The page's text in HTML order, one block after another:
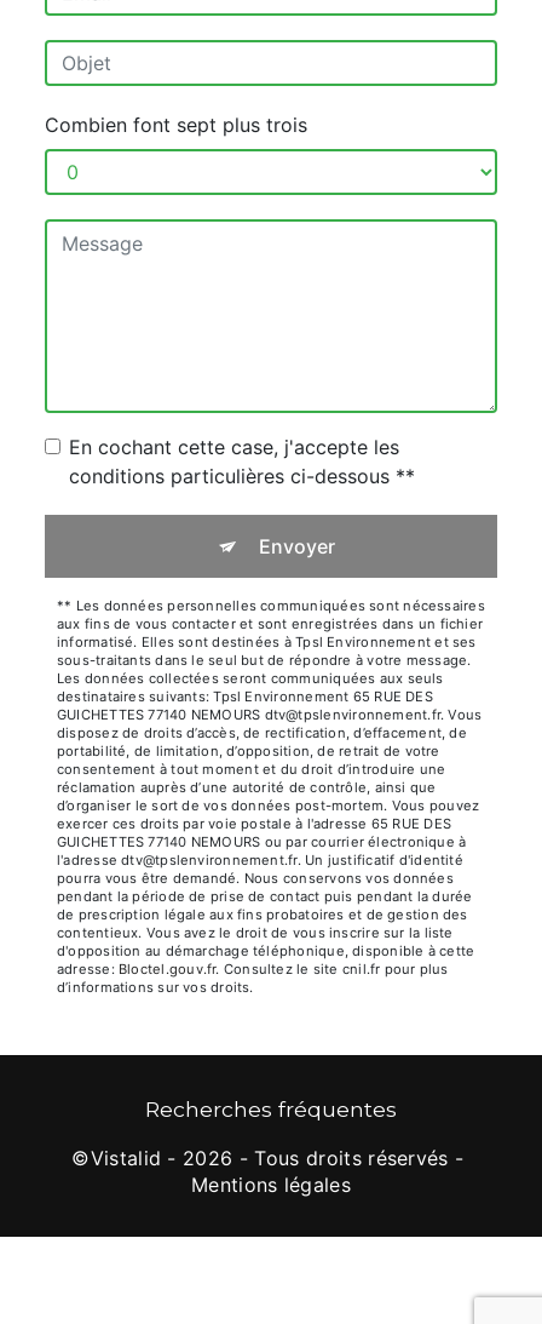
Combien font sept plus trois
En cochant cette case, j'accepte les
conditions particulières ci-dessous **
Envoyer
** Les données personnelles communiquées sont nécessaires
aux fins de vous contacter et sont enregistrées dans un fichier
informatisé. Elles sont destinées à Tpsl Environnement et ses
sous-traitants dans le seul but de répondre à votre message.
Les données collectées seront communiquées aux seuls
destinataires suivants: Tpsl Environnement 65 RUE DES
GUICHETTES 77140 NEMOURS dtv@tpslenvironnement.fr. Vous
disposez de droits d’accès, de rectification, d’effacement, de
portabilité, de limitation, d’opposition, de retrait de votre
consentement à tout moment et du droit d’introduire une
réclamation auprès d’une autorité de contrôle, ainsi que
d’organiser le sort de vos données post-mortem. Vous pouvez
exercer ces droits par voie postale à l'adresse 65 RUE DES
GUICHETTES 77140 NEMOURS ou par courrier électronique à
l'adresse dtv@tpslenvironnement.fr. Un justificatif d'identité
pourra vous être demandé. Nous conservons vos données
pendant la période de prise de contact puis pendant la durée
de prescription légale aux fins probatoires et de gestion des
contentieux. Vous avez le droit de vous inscrire sur la liste
d'opposition au démarchage téléphonique, disponible à cette
adresse:
Bloctel.gouv.fr. Consultez le site cnil.fr pour plus
d’informations sur vos droits.
Recherches fréquentes
©Vistalid - 2026 - Tous droits réservés -
Mentions légales